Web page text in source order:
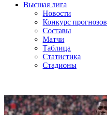
Высшая лига
Новости
Конкурс прогнозов
Составы
Матчи
Таблица
Статистика
Стадионы